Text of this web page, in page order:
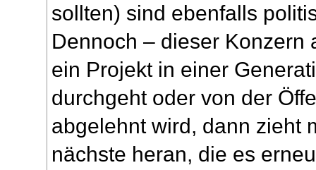
sollten) sind ebenfalls
Dennoch – dieser Konzern
ein Projekt in einer
durchgeht oder von der
abgelehnt wird, dann zieht
nächste heran, die es